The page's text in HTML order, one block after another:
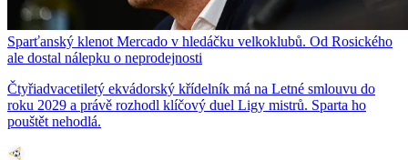
Sparťanský klenot Mercado v hledáčku velkoklubů. Od Rosického
ale dostal nálepku o neprodejnosti
Čtyřiadvacetiletý ekvádorský křídelník má na Letné smlouvu do
roku 2029 a právě rozhodl klíčový duel Ligy mistrů. Sparta ho
pouštět nehodlá.